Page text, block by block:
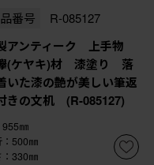
番号 R-085127
アンティーク 上手物
(ケヤキ)材 漆塗り 落
いた漆の艶が美しい筆返
きの文机 (R-085127)
955㎜
：500㎜
330㎜